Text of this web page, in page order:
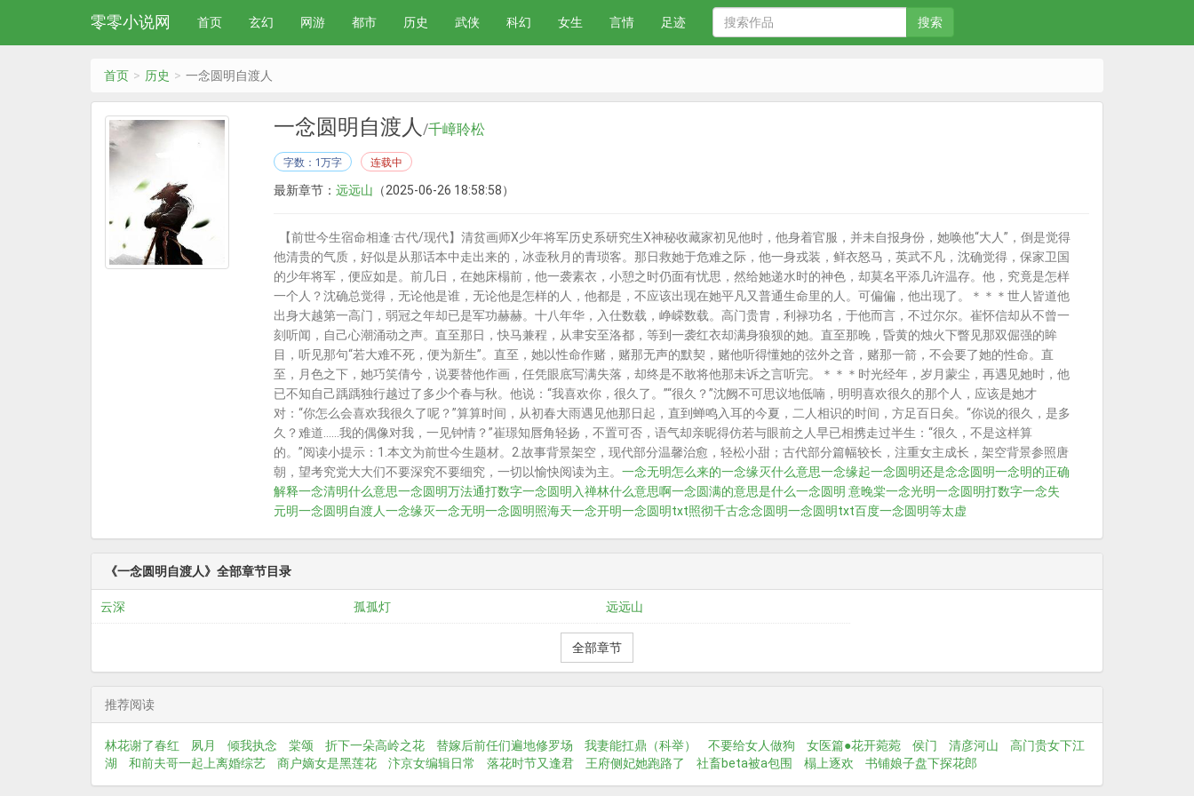
零零小说网 首页 玄幻 网游 都市 历史 武侠 科幻 女生 言情 足迹 搜索
首页 历史 一念圆明自渡人
一念圆明自渡人 /千嶂聆松
字数：1万字 连载中
最新章节： 远远山 （2025-06-26 18:58:58）
【前世今生宿命相逢·古代/现代】清贫画师X少年将军历史系研究生X神秘收藏家初见他时，他身着官服，并未自报身份，她唤他“大人”，倒是觉得
他清贵的气质，好似是从那话本中走出来的，冰壶秋月的青琐客。那日救她于危难之际，他一身戎装，鲜衣怒马，英武不凡，沈确觉得，保家卫国
的少年将军，便应如是。前几日，在她床榻前，他一袭素衣，小憩之时仍面有忧思，然给她递水时的神色，却莫名平添几许温存。他，究竟是怎样
一个人？沈确总觉得，无论他是谁，无论他是怎样的人，他都是，不应该出现在她平凡又普通生命里的人。可偏偏，他出现了。＊＊＊世人皆道他
出身大越第一高门，弱冠之年却已是军功赫赫。十八年华，入仕数载，峥嵘数载。高门贵胄，利禄功名，于他而言，不过尔尔。崔怀信却从不曾一
刻听闻，自己心潮涌动之声。直至那日，快马兼程，从聿安至洛都，等到一袭红衣却满身狼狈的她。直至那晚，昏黄的烛火下瞥见那双倔强的眸
目，听见那句“若大难不死，便为新生”。直至，她以性命作赌，赌那无声的默契，赌他听得懂她的弦外之音，赌那一箭，不会要了她的性命。直
至，月色之下，她巧笑倩兮，说要替他作画，任凭眼底写满失落，却终是不敢将他那未诉之言听完。＊＊＊时光经年，岁月蒙尘，再遇见她时，他
已不知自己踽踽独行越过了多少个春与秋。他说：“我喜欢你，很久了。”“很久？”沈阙不可思议地低喃，明明喜欢很久的那个人，应该是她才
对：“你怎么会喜欢我很久了呢？”算算时间，从初春大雨遇见他那日起，直到蝉鸣入耳的今夏，二人相识的时间，方足百日矣。“你说的很久，是多
久？难道……我的偶像对我，一见钟情？”崔璟知唇角轻扬，不置可否，语气却亲昵得仿若与眼前之人早已相携走过半生：“很久，不是这样算
的。”阅读小提示：1.本文为前世今生题材。2.故事背景架空，现代部分温馨治愈，轻松小甜；古代部分篇幅较长，注重女主成长，架空背景参照唐
朝，望考究党大大们不要深究不要细究，一切以愉快阅读为主。 一念无明怎么来的一念缘灭什么意思一念缘起一念圆明还是念念圆明一念明的正确
解释一念清明什么意思一念圆明万法通打数字一念圆明入禅林什么意思啊一念圆满的意思是什么一念圆明 意晚棠一念光明一念圆明打数字一念失
元明一念圆明自渡人一念缘灭一念无明一念圆明照海天一念开明一念圆明txt照彻千古念念圆明一念圆明txt百度一念圆明等太虚
《一念圆明自渡人》全部章节目录
云深 孤孤灯 远远山
全部章节
推荐阅读
林花谢了春红 夙月 倾我执念 棠颂 折下一朵高岭之花 替嫁后前任们遍地修罗场 我妻能扛鼎（科举） 不要给女人做狗 女医篇●花开菀菀 侯门 清彦河山
高门贵女下江
湖
和前夫哥一起上离婚综艺 商户嫡女是黑莲花 汴京女编辑日常 落花时节又逢君 王府侧妃她跑路了 社畜beta被a包围 榻上逐欢 书铺娘子盘下探花郎